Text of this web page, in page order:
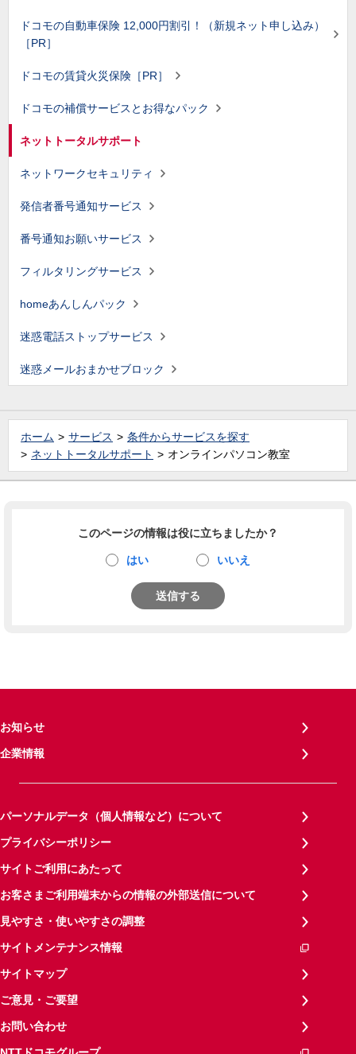
ドコモの自動車保険 12,000円割引！（新規ネット申し込み）
［PR］
ドコモの賃貸火災保険［PR］
ドコモの補償サービスとお得なパック
ネットトータルサポート
ネットワークセキュリティ
発信者番号通知サービス
番号通知お願いサービス
フィルタリングサービス
homeあんしんパック
迷惑電話ストップサービス
迷惑メールおまかせブロック
ホーム サービス
条件からサービスを探す
ネットトータルサポート
オンラインパソコン教室
このページの情報は役に立ちましたか？
はい いいえ
送信する
お知らせ
企業情報
パーソナルデータ（個人情報など）について
プライバシーポリシー
サイトご利用にあたって
お客さまご利用端末からの情報の外部送信について
見やすさ・使いやすさの調整
サイトメンテナンス情報
サイトマップ
ご意見・ご要望
お問い合わせ